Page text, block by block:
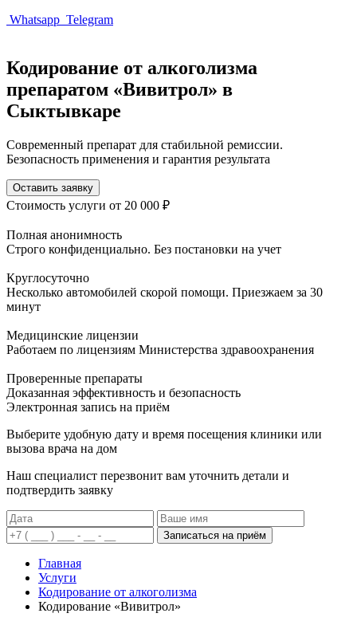
Whatsapp Telegram
Кодирование от алкоголизма
препаратом «Вивитрол» в
Сыктывкаре
Современный препарат для стабильной ремиссии.
Безопасность применения и гарантия результата
Оставить заявку
Стоимость услуги от 20 000 ₽
Полная анонимность
Строго конфиденциально. Без постановки на учет
Круглосуточно
Несколько автомобилей скорой помощи. Приезжаем за 30
минут
Медицинские лицензии
Работаем по лицензиям Министерства здравоохранения
Проверенные препараты
Доказанная эффективность и безопасность
Электронная запись на приём
Выберите удобную дату и время посещения клиники или
вызова врача на дом
Наш специалист перезвонит вам уточнить детали и
подтвердить заявку
Записаться на приём
Главная
Услуги
Кодирование от алкоголизма
Кодирование «Вивитрол»